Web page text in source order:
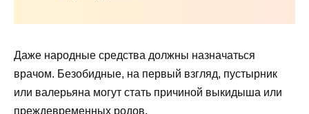
Даже народные средства должны назначаться
врачом. Безобидные, на первый взгляд, пустырник
или валерьяна могут стать причиной выкидыша или
преждевременных родов.